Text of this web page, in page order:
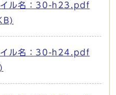
ル名：30-h23.pdf
ル名：30-h24.pdf